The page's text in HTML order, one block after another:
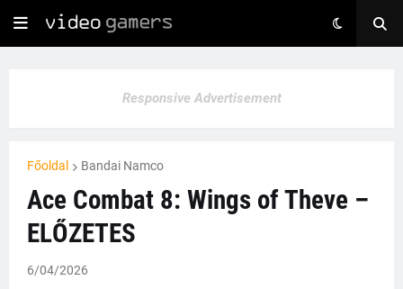
Responsive Advertisement
Főoldal Bandai Namco
Ace Combat 8: Wings of Theve –
ELŐZETES
6/04/2026